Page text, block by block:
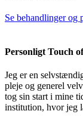
Se behandlinger og
Personligt Touch
Jeg er en
pleje og generel
tog sin start i mine
institution, hvor jeg